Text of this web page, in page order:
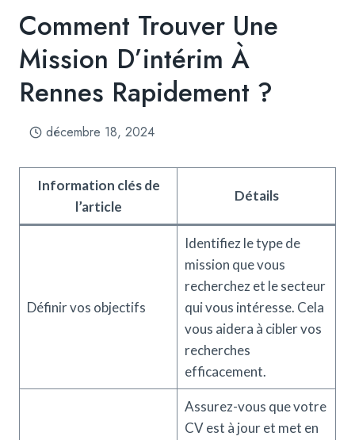
Comment Trouver Une
Mission D’intérim À
Rennes Rapidement ?
décembre 18, 2024
Information clés de
l’article
Détails
Définir vos objectifs
Identifiez le type de
mission que vous
recherchez et le secteur
qui vous intéresse. Cela
vous aidera à cibler vos
recherches
efficacement.
Assurez-vous que votre
CV est à jour et met en